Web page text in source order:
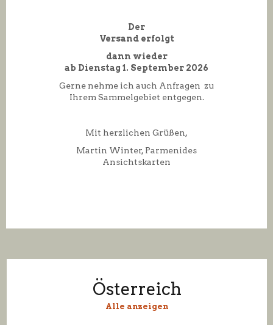
Der
Versand erfolgt
dann wieder
ab Dienstag 1. September 2026
Gerne nehme ich auch Anfragen zu
Ihrem Sammelgebiet entgegen.
Mit herzlichen Grüßen,
Martin Winter, Parmenides
Ansichtskarten
Österreich
Alle anzeigen